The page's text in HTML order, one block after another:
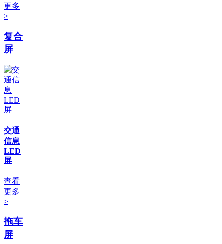
更多
>
复合
屏
交通
信息
LED
屏
查看
更多
>
拖车
屏